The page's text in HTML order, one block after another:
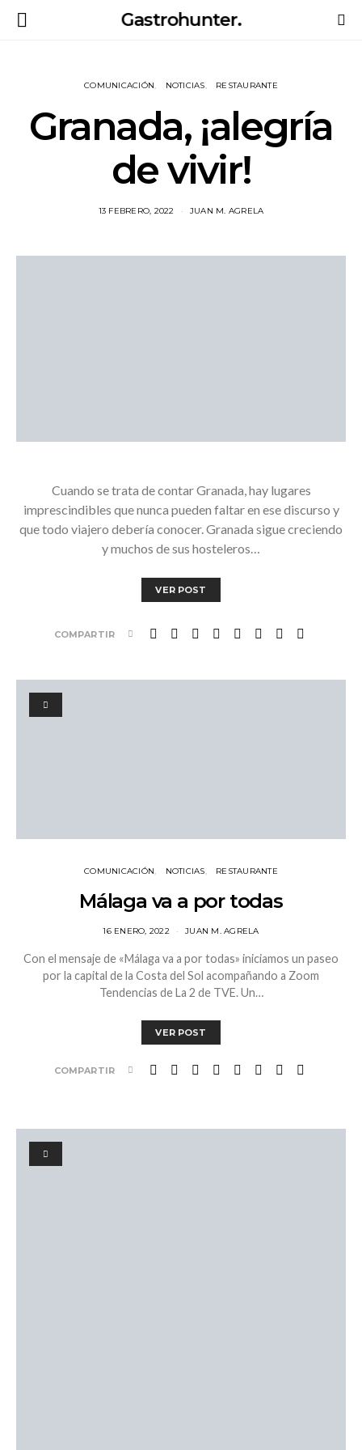
Gastrohunter.
COMUNICACIÓN NOTICIAS RESTAURANTE
Granada, ¡alegría
de vivir!
13 FEBRERO, 2022 JUAN M. AGRELA
Cuando se trata de contar Granada, hay lugares
imprescindibles que nunca pueden faltar en ese discurso y
que todo viajero debería conocer. Granada sigue creciendo
y muchos de sus hosteleros…
VER POST
COMPARTIR
COMUNICACIÓN NOTICIAS RESTAURANTE
Málaga va a por todas
16 ENERO, 2022 JUAN M. AGRELA
Con el mensaje de «Málaga va a por todas» iniciamos un paseo
por la capital de la Costa del Sol acompañando a Zoom
Tendencias de La 2 de TVE. Un…
VER POST
COMPARTIR